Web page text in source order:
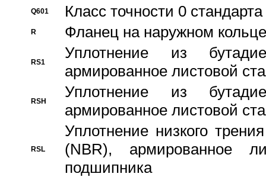
Q601 Класс точности 0
R Фланец на наружном кольце
RS1
Уплотнение из
армированное листовой
RSH
Уплотнение из
армированное листовой
RSL
Уплотнение низкого
(NBR), армированное
подшипника